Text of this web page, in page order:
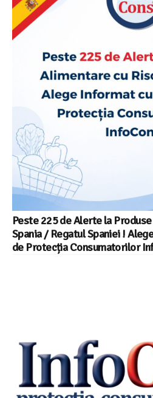
Peste 225 de Alerte la
Spania / Regatul Spaniei !
de Protecția Consumatorilor